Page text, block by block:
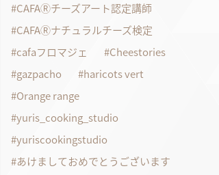
CAFAⓇチーズアート認定講師
CAFAⓇナチュラルチーズ検定
cafaフロマジェ
Cheestories
gazpacho
haricots vert
Orange range
yuris_cooking_studio
yuriscookingstudio
あけましておめでとうございます